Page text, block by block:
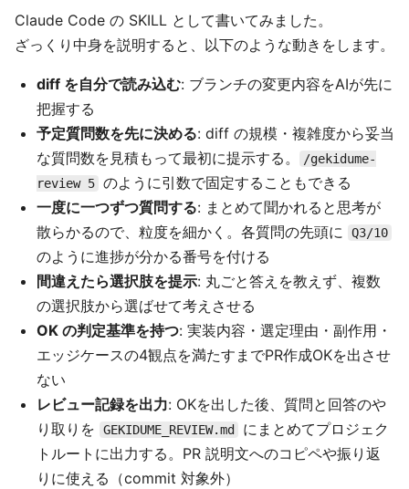
Claude Code の SKILL として書いてみました。
ざっくり中身を説明すると、以下のような動きをします。
diff を自分で読み込む: ブランチの変更内容をAIが先に
把握する
予定質問数を先に決める: diff の規模・複雑度から妥当
な質問数を見積もって最初に提示する。
/gekidume-
review 5 のように引数で固定することもできる
一度に一つずつ質問する: まとめて聞かれると思考が
散らかるので、粒度を細かく。各質問の先頭に
Q3/10
のように進捗が分かる番号を付ける
間違えたら選択肢を提示: 丸ごと答えを教えず、複数
の選択肢から選ばせて考えさせる
OK の判定基準を持つ: 実装内容・選定理由・副作用・
エッジケースの4観点を満たすまでPR作成OKを出させ
ない
レビュー記録を出力: OKを出した後、質問と回答のや
り取りを
GEKIDUME_REVIEW.md
にまとめてプロジェク
トルートに出力する。PR 説明文へのコピペや振り返
りに使える（commit 対象外）